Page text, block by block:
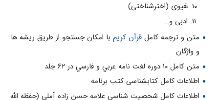
هَيوى (اخترشناختى)
ادبى و...
متن و ترجمه کامل قرآن کريمبا امکان جستجو از طریق ريشه ها
و واژگان
متن کامل ۱۰ دوره لغت نامه عربي و فارسي در ۶۲ جلد
اطلاعات کامل کتابشناسی کتب برنامه
اطلاعات کامل شخصیت شناسی علامه حسن زاده آملی (حفظه الله